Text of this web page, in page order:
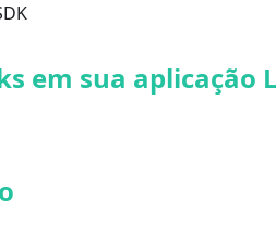
em sua aplicação